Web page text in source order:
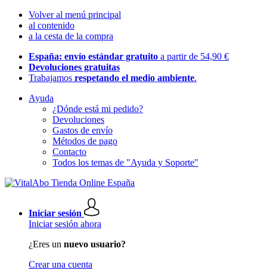
Volver al menú principal
al contenido
a la cesta de la compra
España: envío estándar gratuito a partir de 54,90 €
Devoluciones gratuitas
Trabajamos respetando el medio ambiente.
Ayuda
¿Dónde está mi pedido?
Devoluciones
Gastos de envío
Métodos de pago
Contacto
Todos los temas de "Ayuda y Soporte"
Iniciar sesión
Iniciar sesión ahora
¿Eres un nuevo usuario?
Crear una cuenta